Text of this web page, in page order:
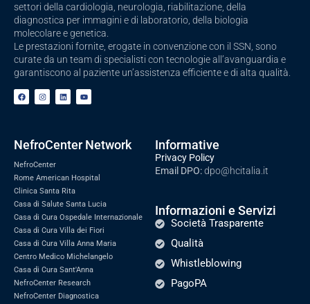
settori della cardiologia, neurologia, riabilitazione, della
diagnostica per immagini e di laboratorio, della biologia
molecolare e genetica.
Le prestazioni fornite, erogate in convenzione con il SSN, sono
curate da un team di specialisti con tecnologie all’avanguardia e
garantiscono al paziente un’assistenza efficiente e di alta qualità.
NefroCenter Network
NefroCenter
Rome American Hospital
Clinica Santa Rita
Casa di Salute Santa Lucia
Casa di Cura Ospedale Internazionale
Casa di Cura Villa dei Fiori
Casa di Cura Villa Anna Maria
Centro Medico Michelangelo
Casa di Cura Sant'Anna
NefroCenter Research
NefroCenter Diagnostica
Informative
Privacy Policy
Email DPO:dpo@hcitalia.it
Informazioni e Servizi
Società Trasparente
Qualità
Whistleblowing
PagoPA